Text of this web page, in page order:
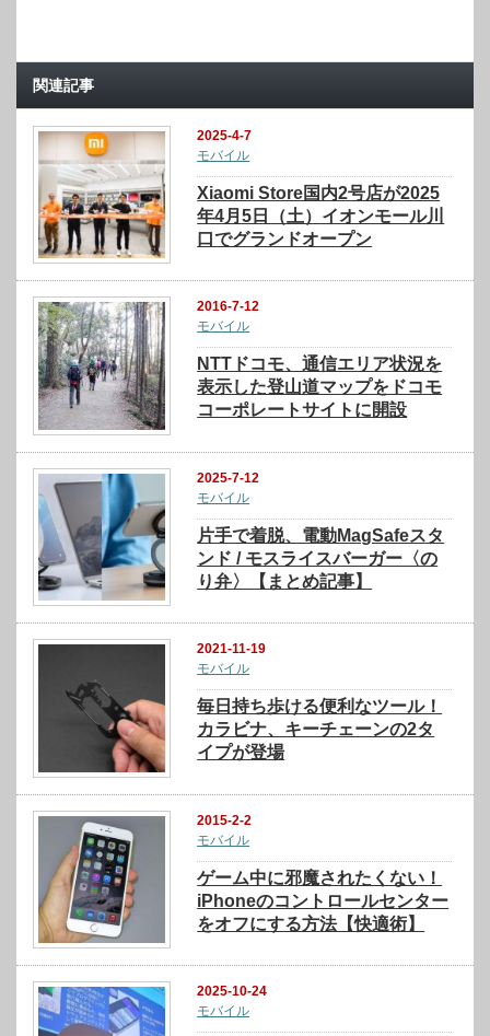
関連記事
2025-4-7
モバイル
Xiaomi Store国内2号店が2025
年4月5日（土）イオンモール川
口でグランドオープン
2016-7-12
モバイル
NTTドコモ、通信エリア状況を
表示した登山道マップをドコモ
コーポレートサイトに開設
2025-7-12
モバイル
片手で着脱、電動MagSafeスタ
ンド / モスライスバーガー〈の
り弁〉【まとめ記事】
2021-11-19
モバイル
毎日持ち歩ける便利なツール！
カラビナ、キーチェーンの2タ
イプが登場
2015-2-2
モバイル
ゲーム中に邪魔されたくない！
iPhoneのコントロールセンター
をオフにする方法【快適術】
2025-10-24
モバイル